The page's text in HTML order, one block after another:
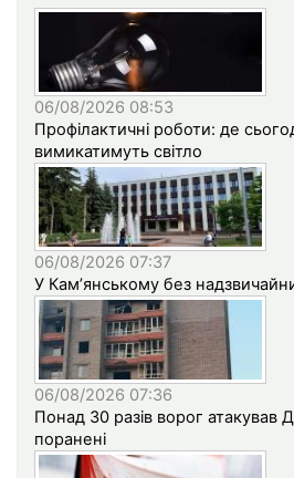
06/08/2026 08:53
Профілактичні роботи: де
вимикатимуть світло
06/08/2026 07:37
У Кам’янському без
06/08/2026 07:36
Понад 30 разів ворог атакував
поранені